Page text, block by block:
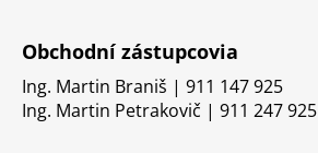
Obchodní zástupcovia
Ing. Martin Braniš | 911 147 925
Ing. Martin Petrakovič | 911 247 925